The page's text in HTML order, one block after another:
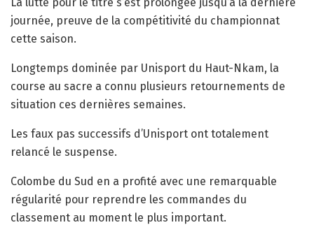
journée, preuve de la compétitivité du championnat
cette saison.
Longtemps dominée par Unisport du Haut-Nkam, la
course au sacre a connu plusieurs retournements de
situation ces dernières semaines.
Les faux pas successifs d’Unisport ont totalement
relancé le suspense.
Colombe du Sud en a profité avec une remarquable
régularité pour reprendre les commandes du
classement au moment le plus important.